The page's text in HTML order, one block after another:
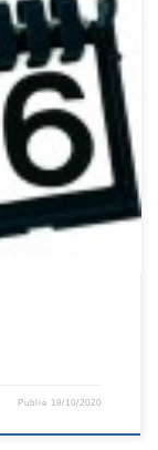
Villeneuve D2-> St
Publié 19/10/2020